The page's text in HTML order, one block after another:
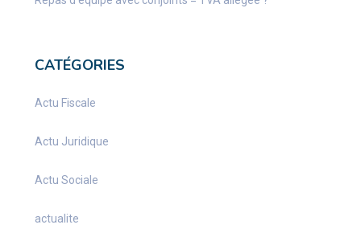
CATÉGORIES
Actu Fiscale
Actu Juridique
Actu Sociale
actualite